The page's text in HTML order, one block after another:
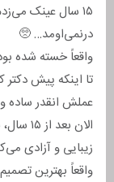
۱۵ سال عینک
درنمی‌اومد… 🥺
واقعاً خسته شده
تا اینکه پیش دکتر
عملش انقدر ساده
الان
زیبایی و آزادی
واقعاً بهترین